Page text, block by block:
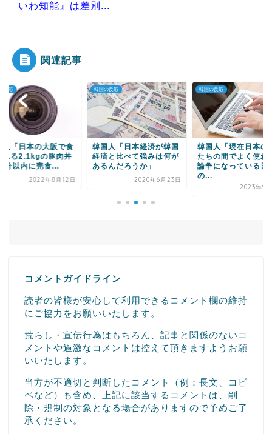
いわ知能』は差別...
Powered by livedoor 相互RSS
関連記事
反応
人「日本の大阪で食
れる2.1kgの豚肉丼
分以内に完食...
2022年8月12日
韓国の反応
韓国人「日本経済が韓国
経済と比べて強みは何が
あるんだろうか」
2020年6月23日
韓国の反応
韓国人「現在日本の
たちの間でよく使わ
論争になっている日
の...
2023年9
コメントガイドライン
読者の皆様が安心して利用できるコメント欄の維持
にご協力をお願いいたします。
荒らし・宣伝行為はもちろん、記事と関係のないコ
メントや過激なコメントは控えて頂きますようお願
いいたします。
当方が不適切と判断したコメント（例：長文、コピ
ペなど）も含め、上記に該当するコメントは、削
除・規制の対象となる場合がありますので予めご了
承ください。